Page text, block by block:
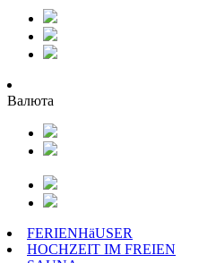
Валюта
FERIENHäUSER
HOCHZEIT IM FREIEN